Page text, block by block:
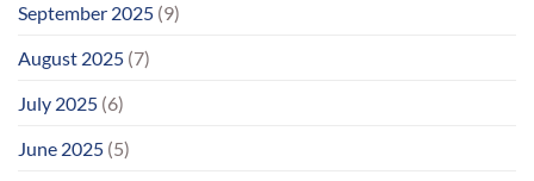
September 2025 (9)
August 2025 (7)
July 2025 (6)
June 2025 (5)